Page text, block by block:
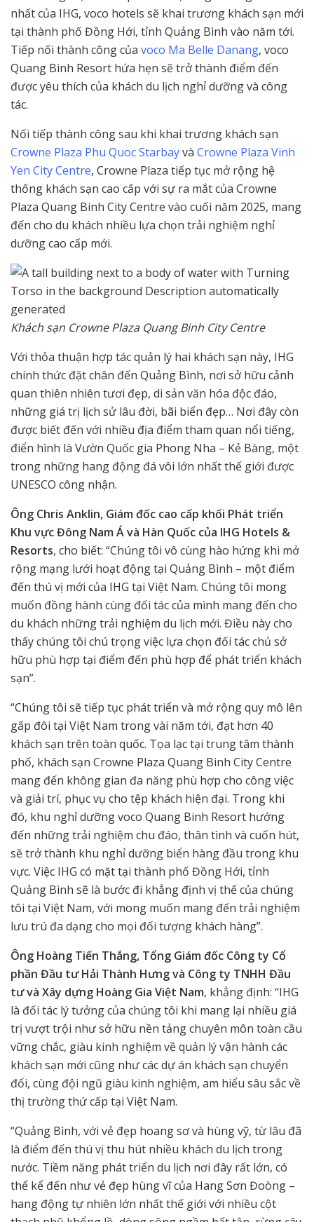
nhất của IHG, voco hotels sẽ khai trương khách sạn mới
tại thành phố Đồng Hới, tỉnh Quảng Bình vào năm tới.
Tiếp nối thành công của voco Ma Belle Danang, voco
Quang Binh Resort hứa hẹn sẽ trở thành điểm đến
được yêu thích của khách du lịch nghỉ dưỡng và công
tác.
Nối tiếp thành công sau khi khai trương khách sạn
Crowne Plaza Phu Quoc Starbayvà Crowne Plaza Vinh
Yen City Centre, Crowne Plaza tiếp tục mở rộng hệ
thống khách sạn cao cấp với sự ra mắt của Crowne
Plaza Quang Binh City Centre vào cuối năm 2025, mang
đến cho du khách nhiều lựa chọn trải nghiệm nghỉ
dưỡng cao cấp mới.
Khách sạn Crowne Plaza Quang Binh City Centre
Với thỏa thuận hợp tác quản lý hai khách sạn này, IHG
chính thức đặt chân đến Quảng Bình, nơi sở hữu cảnh
quan thiên nhiên tươi đẹp, di sản văn hóa độc đáo,
những giá trị lịch sử lâu đời, bãi biển đẹp… Nơi đây còn
được biết đến với nhiều địa điểm tham quan nổi tiếng,
điển hình là Vườn Quốc gia Phong Nha – Kẻ Bàng, một
trong những hang động đá vôi lớn nhất thế giới được
UNESCO công nhận.
Ông Chris Anklin, Giám đốc cao cấp khối Phát triển
Khu vực Đông Nam Á và Hàn Quốc của IHG Hotels &
Resorts, cho biết: “Chúng tôi vô cùng hào hứng khi mở
rộng mạng lưới hoạt động tại Quảng Bình – một điểm
đến thú vị mới của IHG tại Việt Nam. Chúng tôi mong
muốn đồng hành cùng đối tác của mình mang đến cho
du khách những trải nghiệm du lịch mới. Điều này cho
thấy chúng tôi chú trọng việc lựa chọn đối tác chủ sở
hữu phù hợp tại điểm đến phù hợp để phát triển khách
sạn”.
“Chúng tôi sẽ tiếp tục phát triển và mở rộng quy mô lên
gấp đôi tại Việt Nam trong vài năm tới, đạt hơn 40
khách sạn trên toàn quốc. Tọa lạc tại trung tâm thành
phố, khách sạn Crowne Plaza Quang Binh City Centre
mang đến không gian đa năng phù hợp cho công việc
và giải trí, phục vụ cho tệp khách hiện đại. Trong khi
đó, khu nghỉ dưỡng voco Quang Binh Resort hướng
đến những trải nghiệm chu đáo, thân tình và cuốn hút,
sẽ trở thành khu nghỉ dưỡng biển hàng đầu trong khu
vực. Việc IHG có mặt tại thành phố Đồng Hới, tỉnh
Quảng Bình sẽ là bước đi khẳng định vị thế của chúng
tôi tại Việt Nam, với mong muốn mang đến trải nghiệm
lưu trú đa dạng cho mọi đối tượng khách hàng”.
Ông Hoàng Tiến Thắng, Tổng Giám đốc Công ty Cổ
phần Đầu tư Hải Thành Hưng và Công ty TNHH Đầu
tư và Xây dựng Hoàng Gia Việt Nam, khẳng định: “IHG
là đối tác lý tưởng của chúng tôi khi mang lại nhiều giá
trị vượt trội như sở hữu nền tảng chuyên môn toàn cầu
vững chắc, giàu kinh nghiệm về quản lý vận hành các
khách sạn mới cũng như các dự án khách sạn chuyển
đổi, cùng đội ngũ giàu kinh nghiệm, am hiểu sâu sắc về
thị trường thứ cấp tại Việt Nam.
“Quảng Bình, với vẻ đẹp hoang sơ và hùng vỹ, từ lâu đã
là điểm đến thú vị thu hút nhiều khách du lịch trong
nước. Tiềm năng phát triển du lịch nơi đây rất lớn, có
thể kể đến như vẻ đẹp hùng vĩ của Hang Sơn Đoòng –
hang động tự nhiên lớn nhất thế giới với nhiều cột